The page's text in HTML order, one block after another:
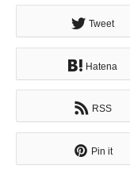
Tweet
Hatena
RSS
Pin it